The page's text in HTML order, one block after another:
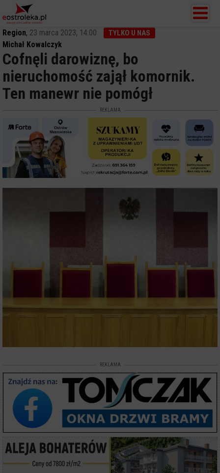
Region, 23 marca 2023, 14:00 TYLKO U NAS
Michał Kowalczyk
Cofnęli darowiznę, bo
nieruchomość zajął komornik.
Ten manewr nie pomógł
REKLAMA
REKLAMA